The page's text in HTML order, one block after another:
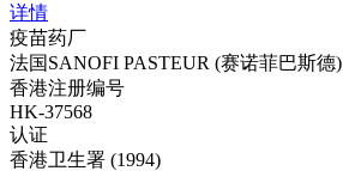
详情
疫苗药厂
法国SANOFI PASTEUR (赛诺菲巴斯德)
香港注册编号
HK-37568
认证
香港卫生署 (1994)